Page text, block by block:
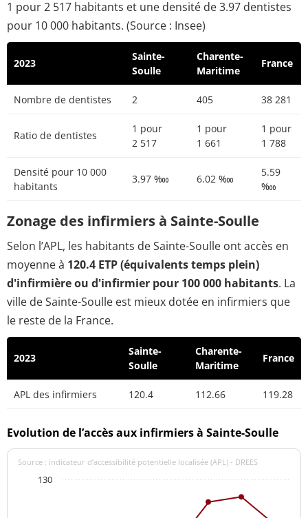
1 pour 2 517 habitants et une densité de 3.97 dentistes
pour 10 000 habitants. (Source : Insee)
2023
Sainte-
Soulle
Charente-
Maritime
France
Nombre de dentistes 2 405 38 281
Ratio de dentistes
1 pour
2 517
1 pour
1 661
1 pour
1 788
Densité pour 10 000
habitants
3.97 ‱ 6.02 ‱
5.59
‱
Zonage des infirmiers à Sainte-Soulle
Selon l’APL, les habitants de Sainte-Soulle ont accès en
moyenne à 120.4 ETP (équivalents temps plein)
d'infirmière ou d'infirmier pour 100 000 habitants. La
ville de Sainte-Soulle est mieux dotée en infirmiers que
le reste de la France.
2023
Sainte-
Soulle
Charente-
Maritime
France
APL des infirmiers 120.4 112.66 119.28
Evolution de l’accès aux infirmiers à Sainte-Soulle
Source : indicateur d’accessibilité potentielle localisée (APL) - DREES
130